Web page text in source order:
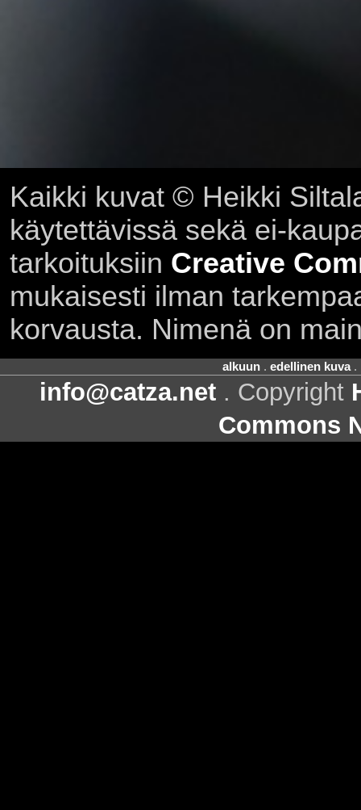
Kaikki kuvat © Heikki
käytettävissä sekä ei-
tarkoituksiin Creative
mukaisesti ilman
korvausta. Nimenä on
alkuun. edellinen kuva.
info@catza.net . Copyright
Commons